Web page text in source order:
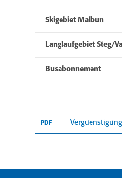
Skigebiet Malbun
Langlaufgebiet Steg/
Busabonnement
PDF